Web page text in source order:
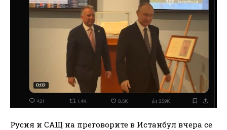
Русия и САЩ на преговорите в Истанбул вчера се